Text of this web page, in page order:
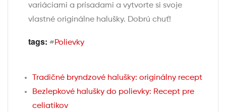
variáciami a prísadami a vytvorte si svoje
vlastné originálne halušky. Dobrú chuť!
tags: #Polievky
Tradičné bryndzové halušky: originálny recept
Bezlepkové halušky do polievky: Recept pre
celiatikov